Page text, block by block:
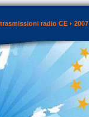
radio CE 2007